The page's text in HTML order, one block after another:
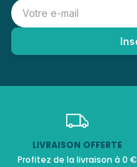
LIVRAISON OFFERTE
Profitez de la livraison à 0 €